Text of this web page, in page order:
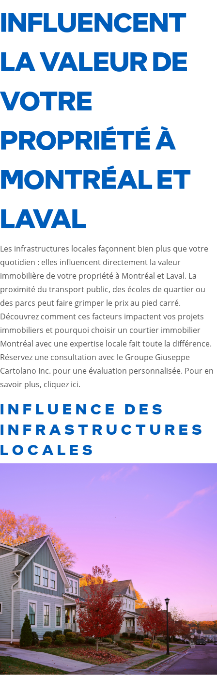
INFLUENCENT
LA VALEUR DE
VOTRE
PROPRIÉTÉ À
MONTRÉAL ET
LAVAL
Les infrastructures locales façonnent bien plus que votre
quotidien : elles influencent directement la valeur
immobilière de votre propriété à Montréal et Laval. La
proximité du transport public, des écoles de quartier ou
des parcs peut faire grimper le prix au pied carré.
Découvrez comment ces facteurs impactent vos projets
immobiliers et pourquoi choisir un courtier immobilier
Montréal avec une expertise locale fait toute la différence.
Réservez une consultation avec le Groupe Giuseppe
Cartolano Inc. pour une évaluation personnalisée. Pour en
savoir plus, cliquez ici.
INFLUENCE DES
INFRASTRUCTURES
LOCALES